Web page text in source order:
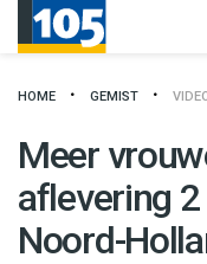
HOME GEMIST
Meer
aflevering
Noord-